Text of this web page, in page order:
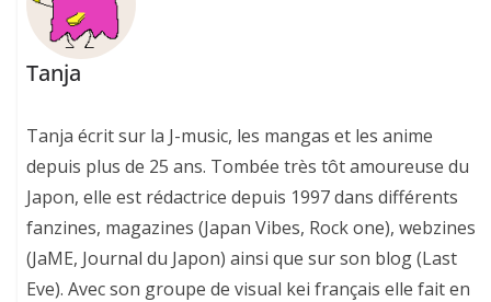
Tanja
Tanja écrit sur la J-music, les mangas et les anime
depuis plus de 25 ans. Tombée très tôt amoureuse du
Japon, elle est rédactrice depuis 1997 dans différents
fanzines, magazines (Japan Vibes, Rock one), webzines
(JaME, Journal du Japon) ainsi que sur son blog (Last
Eve). Avec son groupe de visual kei français elle fait en